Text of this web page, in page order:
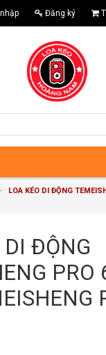
Đăng ký
LOA KÉO DI ĐỘNG
DI ĐỘNG
PRO